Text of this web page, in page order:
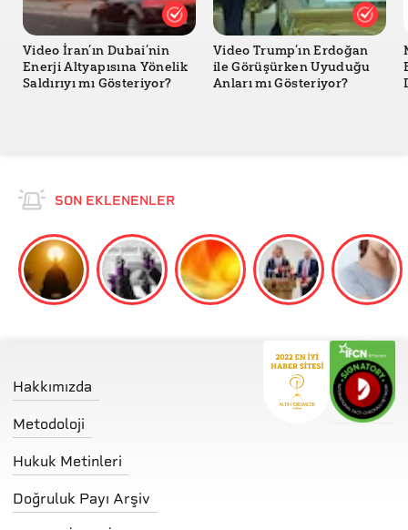
Video İran’ın Dubai’nin
Enerji Altyapısına Yönelik
Saldırıyı mı Gösteriyor?
Video Trump’ın Erdoğan
ile Görüşürken Uyuduğu
Anları mı Gösteriyor?
SON EKLENENLER
Hakkımızda
Metodoloji
Hukuk Metinleri
Doğruluk Payı Arşiv